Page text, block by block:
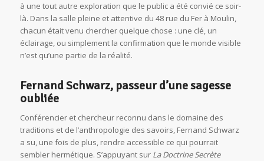
à une tout autre exploration que le public a été convié ce soir-
là. Dans la salle pleine et attentive du 48 rue du Fer à Moulin,
chacun était venu chercher quelque chose : une clé, un
éclairage, ou simplement la confirmation que le monde visible
n’est qu’une partie de la réalité.
Fernand Schwarz, passeur d’une sagesse
oubliée
Conférencier et chercheur reconnu dans le domaine des
traditions et de l’anthropologie des savoirs, Fernand Schwarz
a su, une fois de plus, rendre accessible ce qui pourrait
sembler hermétique. S’appuyant sur La Doctrine Secrète